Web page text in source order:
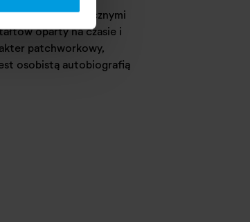
jasnymi i mrocznymi
oparty na czasie i
patchworkowy,
osobistą autobiografią